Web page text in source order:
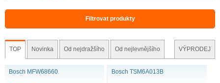
Filtrovat produkty
TOP Novinka Od nejdražšího Od nejlevnějšího VÝPRODEJ
Bosch MFW68660 Bosch TSM6A013B